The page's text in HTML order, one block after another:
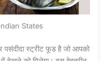
States
पसंदीदा स्ट्रीट फूड है जो आपको